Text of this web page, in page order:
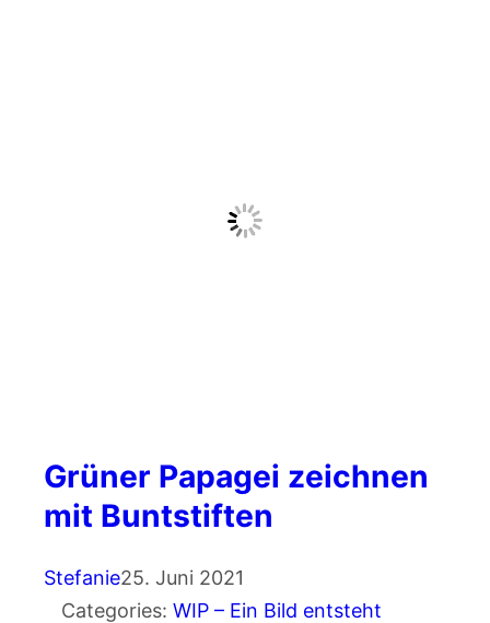
Grüner Papagei zeichnen
mit Buntstiften
Stefanie25. Juni 2021
Categories: WIP – Ein Bild entsteht